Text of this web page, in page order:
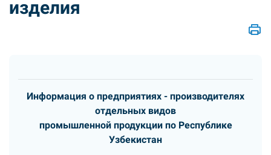
изделия
Информация о предприятиях - производителях
отдельных видов
промышленной продукции по Республике
Узбекистан